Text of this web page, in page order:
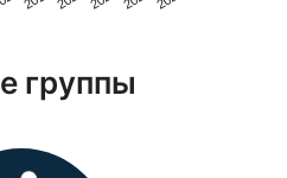
группы